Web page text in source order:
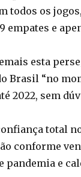
todos os
empates e
esta
Brasil “no
2022, sem
total
conforme
pandemia e